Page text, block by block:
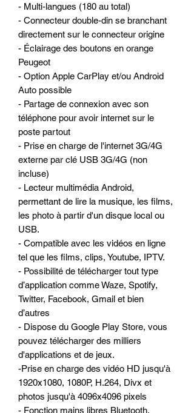
- Multi-langues (180 au total)
- Connecteur double-din se branchant
directement sur le connecteur origine
- Éclairage des boutons en orange
Peugeot
- Option Apple CarPlay et/ou Android
Auto possible
- Partage de connexion avec son
téléphone pour avoir internet sur le
poste partout
- Prise en charge de l'internet 3G/4G
externe par clé USB 3G/4G (non
incluse)
- Lecteur multimédia Android,
permettant de lire la musique, les films,
les photo à partir d'un disque local ou
USB.
- Compatible avec les vidéos en ligne
tel que les films, clips, Youtube, IPTV.
- Possibilité de télécharger tout type
d’application comme Waze, Spotify,
Twitter, Facebook, Gmail et bien
d’autres
- Dispose du Google Play Store, vous
pouvez télécharger des milliers
d'applications et de jeux.
-Prise en charge des vidéo HD jusqu'à
1920x1080, 1080P, H.264, Divx et
photos jusqu'à 4096x4096 pixels
- Fonction mains libres Bluetooth,